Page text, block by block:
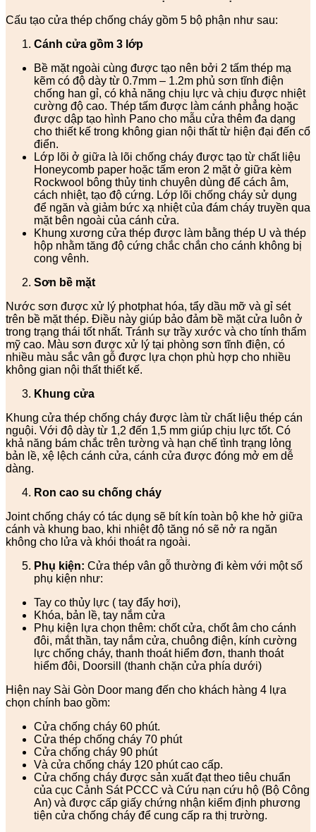
Cấu tạo cửa thép chống cháy gồm 5 bộ phận như sau:
Cánh cửa gồm 3 lớp
Bề mặt ngoài cùng được tạo nên bởi 2 tấm thép mạ
kẽm có độ dày từ 0.7mm – 1.2m phủ sơn tĩnh điện
chống han gỉ, có khả năng chịu lực và chịu được nhiệt
cường độ cao. Thép tấm được làm cánh phẳng hoặc
được dập tạo hình Pano cho mẫu cửa thêm đa dạng
cho thiết kế trong không gian nội thất từ hiện đại đến cổ
điển.
Lớp lõi ở giữa là lõi chống cháy được tạo từ chất liệu
Honeycomb paper hoặc tấm eron 2 mặt ở giữa kèm
Rockwool bông thủy tinh chuyên dùng để cách âm,
cách nhiệt, tạo độ cứng. Lớp lõi chống cháy sử dụng
để ngăn và giảm bức xạ nhiệt của đám cháy truyền qua
mặt bên ngoài của cánh cửa.
Khung xương cửa thép được làm bằng thép U và thép
hộp nhằm tăng độ cứng chắc chắn cho cánh không bị
cong vênh.
Sơn bề mặt
Nước sơn được xử lý photphat hóa, tẩy dầu mỡ và gỉ sét
trên bề mặt thép. Điều này giúp bảo đảm bề mặt cửa luôn ở
trong trạng thái tốt nhất. Tránh sự trầy xước và cho tính thẩm
mỹ cao. Màu sơn được xử lý tại phòng sơn tĩnh điện, có
nhiều màu sắc vân gỗ được lựa chọn phù hợp cho nhiều
không gian nội thất thiết kế.
Khung cửa
Khung cửa thép chống cháy được làm từ chất liệu thép cán
nguội. Với độ dày từ 1,2 đến 1,5 mm giúp chịu lực tốt. Có
khả năng bám chắc trên tường và hạn chế tình trạng lỏng
bản lề, xệ lệch cánh cửa, cánh cửa được đóng mở em dễ
dàng.
Ron cao su chống cháy
Joint chống cháy có tác dụng sẽ bít kín toàn bộ khe hở giữa
cánh và khung bao, khi nhiệt độ tăng nó sẽ nở ra ngăn
không cho lửa và khói thoát ra ngoài.
Phụ kiện: Cửa thép vân gỗ thường đi kèm với một số
phụ kiện như:
Tay co thủy lực ( tay đẩy hơi),
Khóa, bản lề, tay nắm cửa
Phụ kiện lựa chọn thêm: chốt cửa, chốt âm cho cánh
đôi, mắt thần, tay nắm cửa, chuông điện, kính cường
lực chống cháy, thanh thoát hiểm đơn, thanh thoát
hiểm đôi, Doorsill (thanh chặn cửa phía dưới)
Hiện nay Sài Gòn Door mang đến cho khách hàng 4 lựa
chọn chính bao gồm:
Cửa chống cháy 60 phút.
Cửa thép chống cháy 70 phút
Cửa chống cháy 90 phút
Và cửa chống cháy 120 phút cao cấp.
Cửa chống cháy được sản xuất đạt theo tiêu chuẩn
của cục Cảnh Sát PCCC và Cứu nạn cứu hộ (Bộ Công
An) và được cấp giấy chứng nhận kiểm định phương
tiện cửa chống cháy để cung cấp ra thị trường.